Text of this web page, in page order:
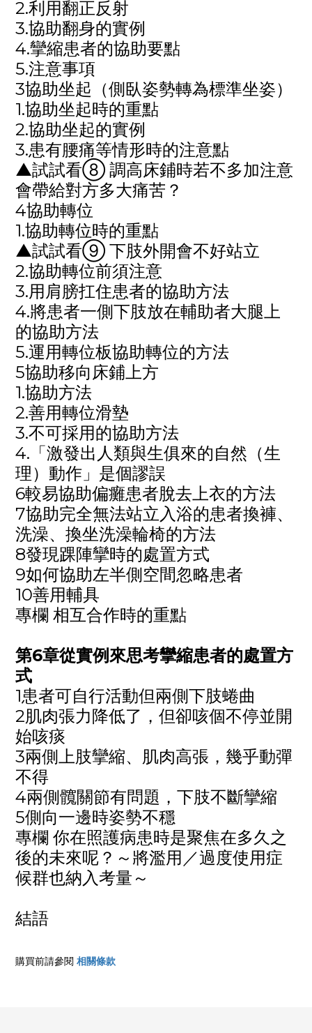
2.利用翻正反射
3.協助翻身的實例
4.攣縮患者的協助要點
5.注意事項
3協助坐起（側臥姿勢轉為標準坐姿）
1.協助坐起時的重點
2.協助坐起的實例
3.患有腰痛等情形時的注意點
▲試試看⑧ 調高床鋪時若不多加注意
會帶給對方多大痛苦？
4協助轉位
1.協助轉位時的重點
▲試試看⑨ 下肢外開會不好站立
2.協助轉位前須注意
3.用肩膀扛住患者的協助方法
4.將患者一側下肢放在輔助者大腿上
的協助方法
5.運用轉位板協助轉位的方法
5協助移向床鋪上方
1.協助方法
2.善用轉位滑墊
3.不可採用的協助方法
4.「激發出人類與生俱來的自然（生
理）動作」是個謬誤
6較易協助偏癱患者脫去上衣的方法
7協助完全無法站立入浴的患者換褲、
洗澡、換坐洗澡輪椅的方法
8發現踝陣攣時的處置方式
9如何協助左半側空間忽略患者
10善用輔具
專欄 相互合作時的重點
第6章從實例來思考攣縮患者的處置方
式
1患者可自行活動但兩側下肢蜷曲
2肌肉張力降低了，但卻咳個不停並開
始咳痰
3兩側上肢攣縮、肌肉高張，幾乎動彈
不得
4兩側髖關節有問題，下肢不斷攣縮
5側向一邊時姿勢不穩
專欄 你在照護病患時是聚焦在多久之
後的未來呢？～將濫用／過度使用症
候群也納入考量～
結語
購買前請參閱 相關條款